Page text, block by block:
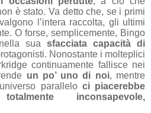
è stato. Va detto che, se i primi
l’intera raccolta, gli ultimi
O forse, semplicemente, Bingo
sua sfacciata capacità di
Nonostante i molteplici
continuamente fallisce nei
un po’ uno di noi, mentre
parallelo ci piacerebbe
inconsapevole,